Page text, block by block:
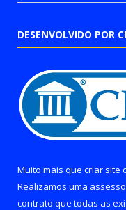
DESENVOLVIDO POR
Muito mais que criar site
Realizamos uma
contrato que todas as